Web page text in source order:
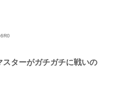
ターがガチガチに戦いの